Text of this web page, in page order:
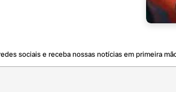
sociais e receba nossas notícias em primeira